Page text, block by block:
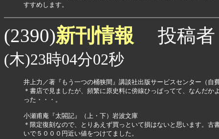
すすめします。
(2390)新刊情報 投稿者
(木)23時04分02秒
井上力／著『もう一つの桶狭間』講談社出版サービスセンター（自
＊書店で見ましたが、頻繁に原史料に傍線ひっぱってて、なんだか
った・・・。
小瀬甫庵『太閤記』（上・下）岩波文庫
＊限定復刻なので、とりあえず買っといて損はないと思います。古
いで５０００円近い値をつけてました。